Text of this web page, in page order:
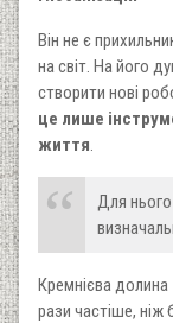
Він не є
на світ. На його
створити нові
це лише
життя.
Для нього
Кремнієва долина
рази частіше, ніж